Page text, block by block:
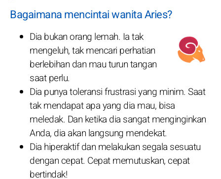
Bagaimana mencintai wanita Aries?
Dia bukan orang lemah. Ia tak
mengeluh, tak mencari perhatian
berlebihan dan mau turun tangan
saat perlu.
Dia punya toleransi frustrasi yang minim. Saat
tak mendapat apa yang dia mau, bisa
meledak. Dan ketika dia sangat menginginkan
Anda, dia akan langsung mendekat.
Dia hiperaktif dan melakukan segala sesuatu
dengan cepat. Cepat memutuskan, cepat
bertindak!